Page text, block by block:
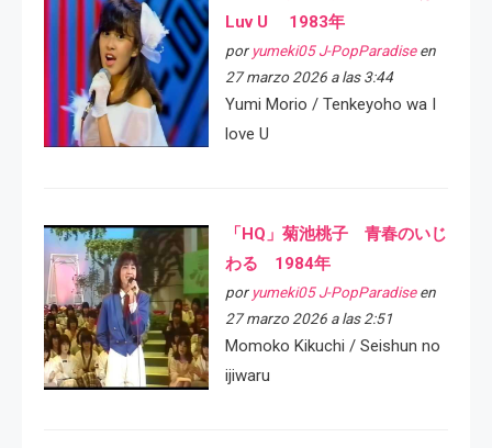
Luv U 1983年
por yumeki05 J-PopParadiseen
27 marzo 2026 a las 3:44
Yumi Morio / Tenkeyoho wa I
love U
「HQ」菊池桃子 青春のいじ
わる 1984年
por yumeki05 J-PopParadiseen
27 marzo 2026 a las 2:51
Momoko Kikuchi / Seishun no
ijiwaru